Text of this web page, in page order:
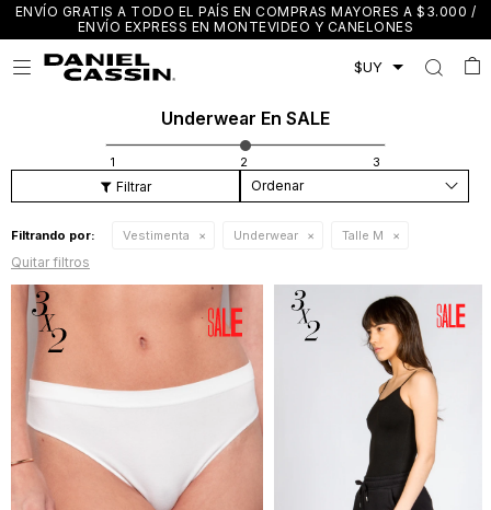
ENVÍO GRATIS A TODO EL PAÍS EN COMPRAS MAYORES A $3.000 /
ENVÍO EXPRESS EN MONTEVIDEO Y CANELONES

Underwear En SALE
Recomendados
Filtrando por: Vestimenta Underwear Talle M
Quitar filtros